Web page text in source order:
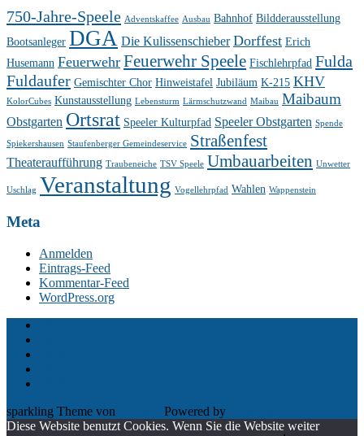
750-Jahre-Speele Adventskaffee Ausbau Bahnhof Bildderausstellung
Bootsanleger DGA Die Kulissenschieber Dorffest Erich
Husemann Feuerwehr Feuerwehr Speele Fischlehrpfad Fulda
Fuldaufer Gemischter Chor Hinweistafel Jubiläum K-215 KHV
KolorCubes Kunstausstellung Lebensturm Lärmschutzwand Maibau Maibaum
Obstgarten Ortsrat Speeler Kulturpfad Speeler Obstgarten Spende
Spiekershausen Staufenberger Gemeindeservice Straßenfest
Theateraufführung Traubeneiche TSV Speele Umbauarbeiten Unwetter
Uschlag Veranstaltung Vogellehrpfad Wahlen Wappenstein
Meta
Anmelden
Eintrags-Feed
Kommentar-Feed
WordPress.org
sparkling Theme von
Powered by
Diese Website benutzt Cookies. Wenn Sie die Website weiter